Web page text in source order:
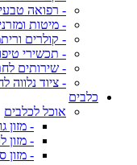
- רפואה
- מיטות
- קולרים
- תכשירי
- שירותים
- ציוד נלווה
כלבים
אוכל לכלבים
- מזון
- מזון
- מזון